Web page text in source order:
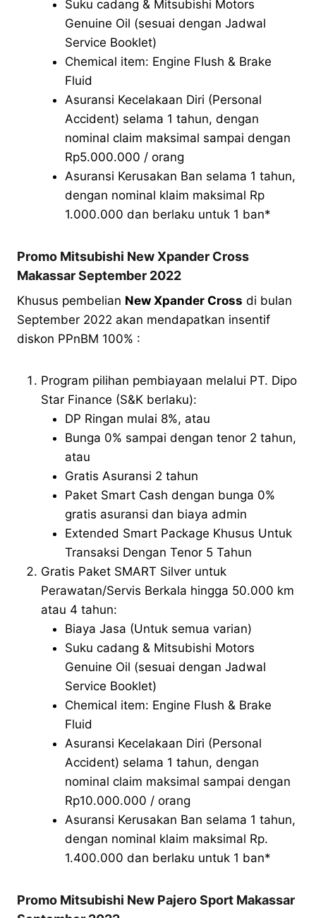
Suku cadang & Mitsubishi Motors
Genuine Oil (sesuai dengan Jadwal
Service Booklet)
Chemical item: Engine Flush & Brake
Fluid
Asuransi Kecelakaan Diri (Personal
Accident) selama 1 tahun, dengan
nominal claim maksimal sampai dengan
Rp5.000.000 / orang
Asuransi Kerusakan Ban selama 1 tahun,
dengan nominal klaim maksimal Rp
1.000.000 dan berlaku untuk 1 ban*
Promo Mitsubishi New Xpander Cross
Makassar September 2022
Khusus pembelian New Xpander Cross di bulan
September 2022 akan mendapatkan insentif
diskon PPnBM 100% :
Program pilihan pembiayaan melalui PT. Dipo
Star Finance (S&K berlaku):
DP Ringan mulai 8%, atau
Bunga 0% sampai dengan tenor 2 tahun,
atau
Gratis Asuransi 2 tahun
Paket Smart Cash dengan bunga 0%
gratis asuransi dan biaya admin
Extended Smart Package Khusus Untuk
Transaksi Dengan Tenor 5 Tahun
Gratis Paket SMART Silver untuk
Perawatan/Servis Berkala hingga 50.000 km
atau 4 tahun:
Biaya Jasa (Untuk semua varian)
Suku cadang & Mitsubishi Motors
Genuine Oil (sesuai dengan Jadwal
Service Booklet)
Chemical item: Engine Flush & Brake
Fluid
Asuransi Kecelakaan Diri (Personal
Accident) selama 1 tahun, dengan
nominal claim maksimal sampai dengan
Rp10.000.000 / orang
Asuransi Kerusakan Ban selama 1 tahun,
dengan nominal klaim maksimal Rp.
1.400.000 dan berlaku untuk 1 ban*
Promo Mitsubishi New Pajero Sport Makassar